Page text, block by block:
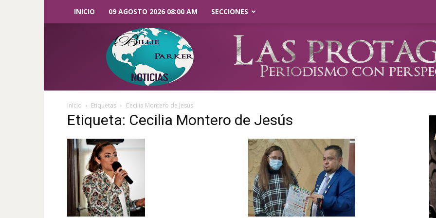
INICIO 09 AGOSTO 2026 08:00 AM SECCIONES
Parker
Noticias
Inicio Etiquetas Cecilia Montero de Jesús
Etiqueta: Cecilia Montero de Jesús